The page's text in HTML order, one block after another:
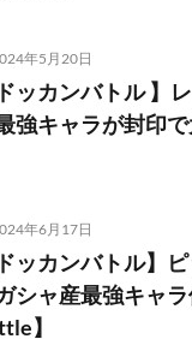
年5月20日
ドッカンバトル 】
強キャラが封印
年6月17日
ドッカンバトル】
シャ産最強キャ
】